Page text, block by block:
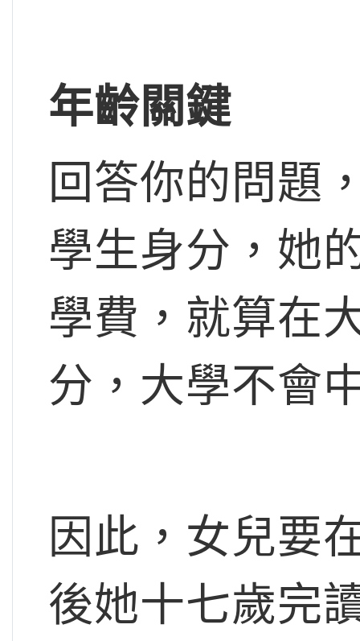
年齡關鍵
回答你的問題
學生身分，她
學費，就算在
分，大學不會
因此，女兒要
後她十七歲完